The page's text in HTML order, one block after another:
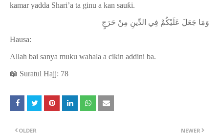
kamar yadda Shari’a ta ginu a kan sauƙi.
وَمَا جَعَلَ عَلَيْكُمْ فِي الدِّينِ مِنْ حَرَجٍ
Hausa:
Allah bai sanya muku wahala a cikin addini ba.
📖 Suratul Hajj: 78
NEWER
OLDER